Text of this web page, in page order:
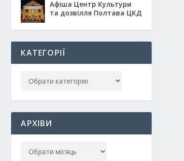
Афіша Центр Культури
та дозвілля Полтава ЦКД
КАТЕГОРІЇ
АРХІВИ